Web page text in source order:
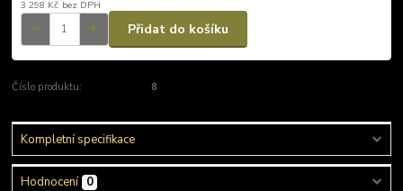
3 298 Kč bez DPH
Přidat do košíku
Číslo produktu: 8
Kompletní specifikace
Hodnocení 0